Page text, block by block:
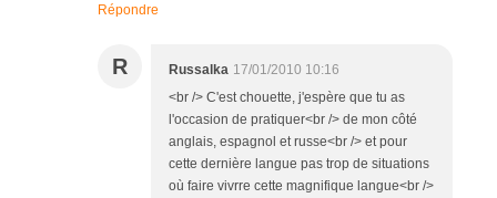
Répondre
R Russalka 17/01/2010 10:16
<br /> C'est chouette, j'espère que tu as
l'occasion de pratiquer<br /> de mon côté
anglais, espagnol et russe<br /> et pour
cette dernière langue pas trop de situations
où faire vivrre cette magnifique langue<br />